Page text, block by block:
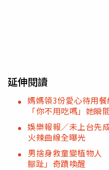
延伸閱讀
媽媽領3份愛心待用
「你不用吃嗎」她瞬
娛樂報報／未上台先
火辣曲線全曝光
男捨身救童變植物人
腳趾」奇蹟喚醒